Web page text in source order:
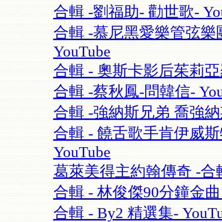
合輯 -劉福助- 勸世歌-
合輯 -慕尼黑愛樂管弦樂
YouTube
合輯 - 奧斯卡影后茱莉亞
合輯 -蔡秋鳳-問韓信-
合輯 -強納斯兄弟 喬強納
合輯 - 饒舌歌手肯伊威
YouTube
葛萊美得主約翰傳奇 -合
合輯 - 林俊傑90分鐘金
合輯 - By2 精選集-